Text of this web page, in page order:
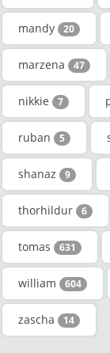
mandy 20
marzena 47
nikkie 7
ruban 5
shanaz 9
thorhildur 6
tomas 631
william 604
zascha 14